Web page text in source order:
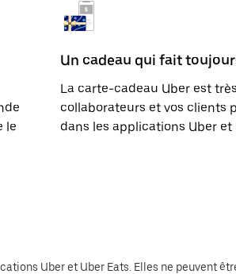
le
Un cadeau qui fait
La carte-cadeau Uber est
collaborateurs et vos clients
dans les applications Uber et
Uber et Uber Eats. Elles ne peuvent